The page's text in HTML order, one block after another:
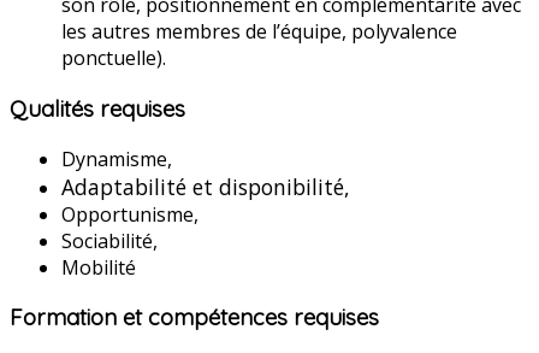
les autres membres de l’équipe, polyvalence
ponctuelle).
Qualités requises
Dynamisme,
Adaptabilité et disponibilité,
Opportunisme,
Sociabilité,
Mobilité
Formation et compétences requises